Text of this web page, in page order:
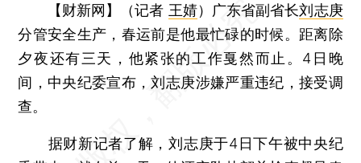
【财新网】（记者 王婧） 广东省副省长刘志庚
分管安全生产，春运前是他最忙碌的时候。距离除
夕夜还有三天，他紧张的工作戛然而止。4日晚
间，中央纪委宣布，刘志庚涉嫌严重违纪，接受调
查。
据财新记者了解，刘志庚于4日下午被中央纪